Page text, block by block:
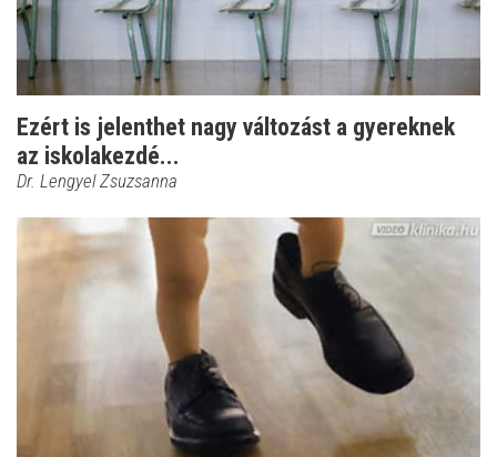
Ezért is jelenthet nagy változást a gyereknek
az iskolakezdé...
Dr. Lengyel Zsuzsanna